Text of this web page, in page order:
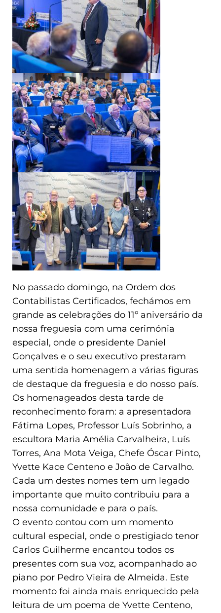
No passado domingo, na Ordem dos
Contabilistas Certificados, fechámos em
grande as celebrações do 11º aniversário da
nossa freguesia com uma cerimónia
especial, onde o presidente Daniel
Gonçalves e o seu executivo prestaram
uma sentida homenagem a várias figuras
de destaque da freguesia e do nosso país.
Os homenageados desta tarde de
reconhecimento foram: a apresentadora
Fátima Lopes, Professor Luís Sobrinho, a
escultora Maria Amélia Carvalheira, Luís
Torres, Ana Mota Veiga, Chefe Óscar Pinto,
Yvette Kace Centeno e João de Carvalho.
Cada um destes nomes tem um legado
importante que muito contribuiu para a
nossa comunidade e para o país.
O evento contou com um momento
cultural especial, onde o prestigiado tenor
Carlos Guilherme encantou todos os
presentes com sua voz, acompanhado ao
piano por Pedro Vieira de Almeida. Este
momento foi ainda mais enriquecido pela
leitura de um poema de Yvette Centeno,